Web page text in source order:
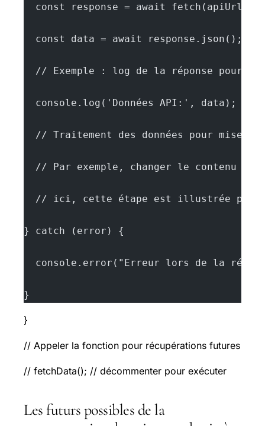
  const response = await fetch(apiUrl);
  const data = await response.json();
// Exemple : log de la réponse pour
  console.log('Données API:', data);
// Traitement des données pour mise à
// Par exemple, changer le contenu
// ici, cette étape est illustrée par
} catch (error) {
console.error("Erreur lors de la
}
}
// Appeler la fonction pour récupérations futures
// fetchData(); // décommenter pour exécuter
Les futurs possibles de la